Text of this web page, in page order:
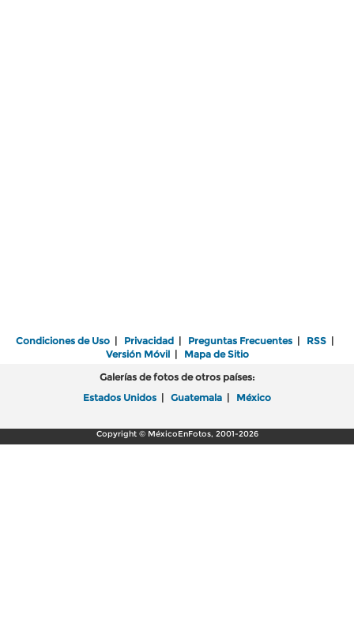
Condiciones de Uso | Privacidad | Preguntas Frecuentes | RSS |
Versión Móvil| Mapa de Sitio
Galerías de fotos de otros países:
Estados Unidos | Guatemala | México
Copyright © MéxicoEnFotos, 2001-2026